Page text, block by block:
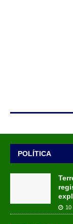
POLÍTICA
10